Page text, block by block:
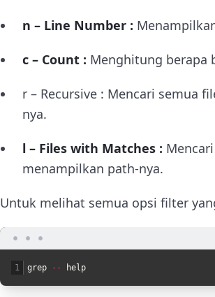
n – Line Number :
c – Count : Menghitung berapa
r – Recursive : Mencari semua
nya.
l – Files with Matches :
menampilkan path-nya.
Untuk melihat semua opsi filter
1 grep -- help